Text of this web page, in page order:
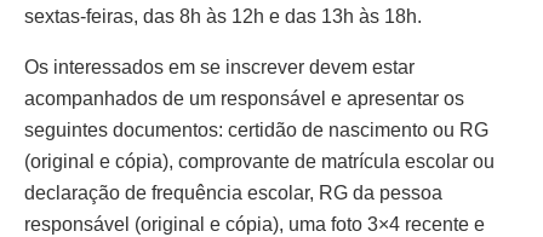
sextas-feiras, das 8h às 12h e das 13h às 18h.
Os interessados em se inscrever devem estar
acompanhados de um responsável e apresentar os
seguintes documentos: certidão de nascimento ou RG
(original e cópia), comprovante de matrícula escolar ou
declaração de frequência escolar, RG da pessoa
responsável (original e cópia), uma foto 3×4 recente e